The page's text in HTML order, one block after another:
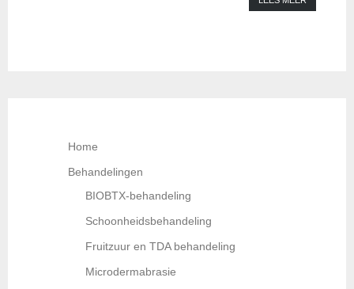
Home
Behandelingen
BIOBTX-behandeling
Schoonheidsbehandeling
Fruitzuur en TDA behandeling
Microdermabrasie